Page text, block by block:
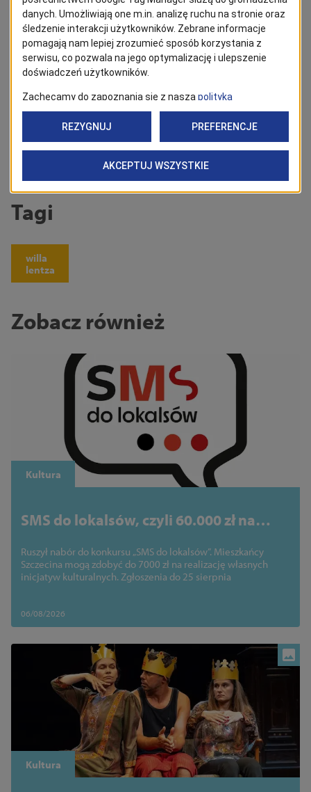
Obserwuj
Powrót
Tagi
willa
lentza
Zobacz również
Kultura
SMS do lokalsów, czyli 60.000 zł na
Ruszył nabór do konkursu „SMS do lokalsów”. Mieszkańcy
Szczecina mogą zdobyć do 7000 zł na realizację własnych
inicjatyw kulturalnych. Zgłoszenia do 25 sierpnia
06/08/2026
Kultura